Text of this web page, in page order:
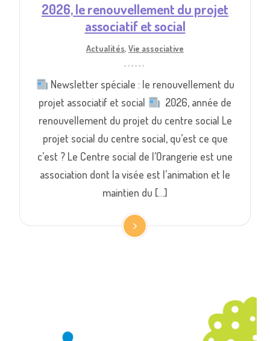
2026, le renouvellement du projet
associatif et social
Actualités, Vie associative
Newsletter spéciale : le renouvellement du
projet associatif et social
­ 2026, année de
renouvellement du projet du centre social Le
projet social du centre social, qu’est ce que
c’est ? Le Centre social de l’Orangerie est une
association dont la visée est l’animation et le
maintien du […]